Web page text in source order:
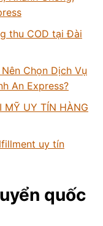
thu COD tại Đài
Chọn Dịch Vụ
An Express?
MỸ UY TÍN HÀNG
uy tín
quốc